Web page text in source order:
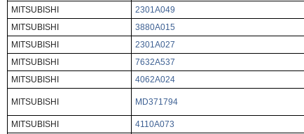
MITSUBISHI
2301A049
MITSUBISHI
3880A015
MITSUBISHI
2301A027
MITSUBISHI
7632A537
MITSUBISHI
4062A024
MITSUBISHI MD371794
MITSUBISHI
4110A073